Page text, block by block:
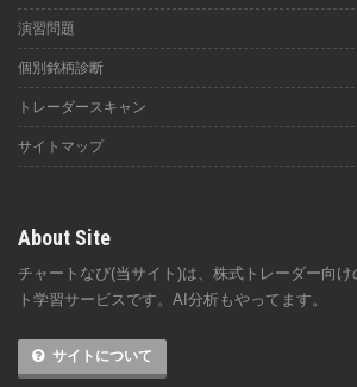
演習問題
個別銘柄診断
トレーダースキャン
サイトマップ
About Site
チャートなび(当サイト)は、株式トレーダー向
ト学習サービスです。AI分析もやってます。
サイトについて